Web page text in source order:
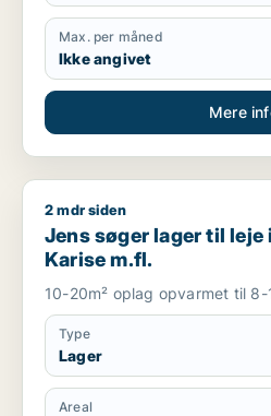
Max. per måned
Ikke angivet
Mere
Jens søger lager til leje i Faxe,
2 mdr siden
Jens søger lager til leje
Karise m.fl.
10-20m² oplag opvarmet til 8-
Type
Lager
Areal